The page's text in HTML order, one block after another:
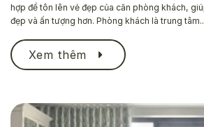
hợp để tôn lên vẻ đẹp của căn phòng khách,
đẹp và ấn tượng hơn. Phòng khách là trung
Xem thêm